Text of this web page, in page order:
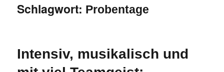
Schlagwort: Probentage
Intensiv, musikalisch und